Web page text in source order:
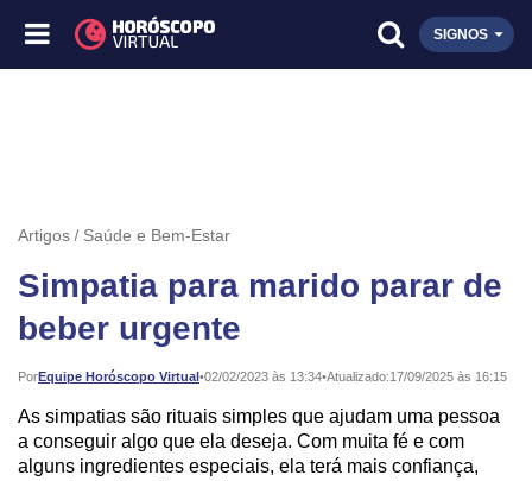
SIGNOS
Artigos Saúde e Bem-Estar
Simpatia para marido parar de
beber urgente
PorEquipe Horóscopo Virtual•
Publicado: 02/02/2023 às 13:34•Atualizado:17/09/2025 às 16:15
As simpatias são rituais simples que ajudam uma pessoa
a conseguir algo que ela deseja. Com muita fé e com
alguns ingredientes especiais, ela terá mais confiança,